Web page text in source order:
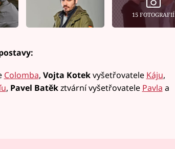
15 FOTOGRAFIÍ
Colomba, Vojta Kotekvyšetřovatele Káju,
, Pavel Batěkztvární vyšetřovatele Pavla a